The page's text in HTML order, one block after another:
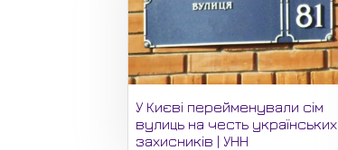
У Києві перейменували сім
вулиць на честь українських
захисників | УНН